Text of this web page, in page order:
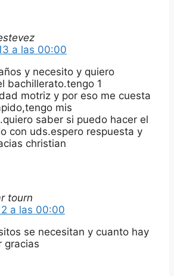
a las 00:00
y necesito y quiero
bachillerato.tengo 1
motriz y por eso me cuesta
mis
saber si puedo hacer el
con uds.espero respuesta y
christian
tourn
a las 00:00
se necesitan y cuanto hay
gracias